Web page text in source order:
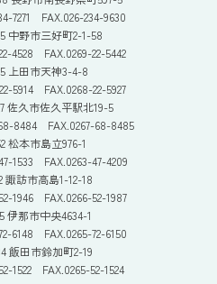
7271 FAX.026-234-9630
中野市三好町2-1-58
4528 FAX.0269-22-5442
上田市天神3-4-8
5914 FAX.0268-22-5927
佐久市佐久平駅北19-5
8484 FAX.0267-68-8485
松本市島立976-1
1533 FAX.0263-47-4209
諏訪市高島1-12-18
1946 FAX.0266-52-1987
伊那市中央4634-1
6148 FAX.0265-72-6150
飯田市鈴加町2-19
1522 FAX.0265-52-1524